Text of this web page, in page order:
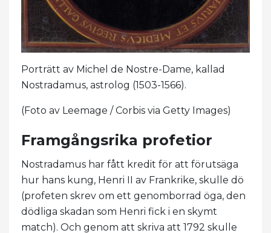
Porträtt av Michel de Nostre-Dame, kallad
Nostradamus, astrolog (1503-1566).
(Foto av Leemage / Corbis via Getty Images)
Framgångsrika profetior
Nostradamus har fått kredit för att förutsäga
hur hans kung, Henri II av Frankrike, skulle dö
(profeten skrev om ett genomborrad öga, den
dödliga skadan som Henri fick i en skymt
match). Och genom att skriva att 1792 skulle